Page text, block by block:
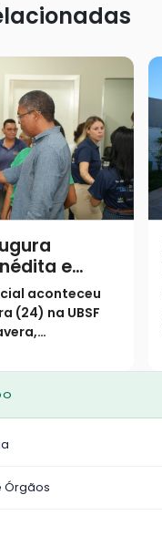
e
de
saúde
aconteceu
(24) na UBSF
a receber o
digital
Órgãos